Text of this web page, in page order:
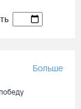
Больше